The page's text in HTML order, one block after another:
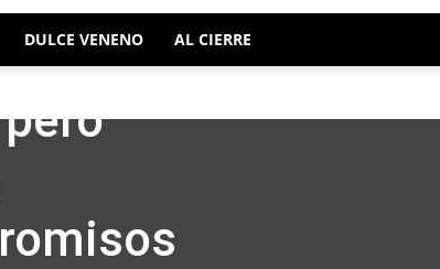
DULCE VENENO AL CIERRE